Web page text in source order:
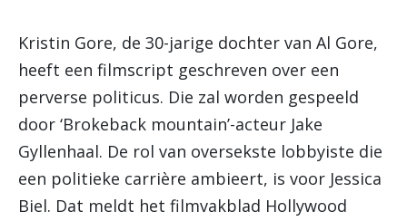
Kristin Gore, de 30-jarige dochter van Al Gore,
heeft een filmscript geschreven over een
perverse politicus. Die zal worden gespeeld
door ‘Brokeback mountain’-acteur Jake
Gyllenhaal. De rol van oversekste lobbyiste die
een politieke carrière ambieert, is voor Jessica
Biel. Dat meldt het filmvakblad Hollywood